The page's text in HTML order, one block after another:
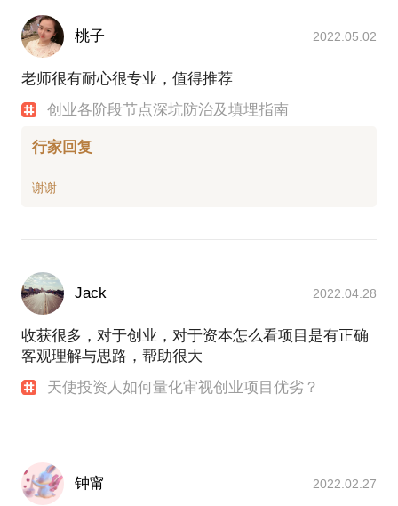
桃子 2022.05.02
老师很有耐心很专业，值得推荐
创业各阶段节点深坑防治及填埋指南
行家回复
Jack 2022.04.28
收获很多，对于创业，对于资本怎么看项目是有正确
客观理解与思路，帮助很大
天使投资人如何量化审视创业项目优劣？
钟甯 2022.02.27